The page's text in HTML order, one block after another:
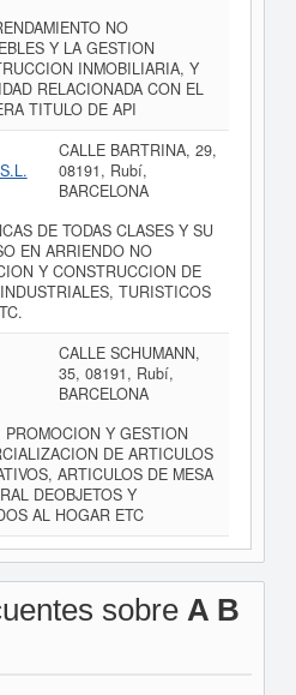
NO
Y LA GESTION
INMOBILIARIA, Y
RELACIONADA CON EL
TITULO DE API
CALLE BARTRINA, 29,
08191, Rubí,
BARCELONA
DE TODAS CLASES Y SU
EN ARRIENDO NO
Y CONSTRUCCION DE
TURISTICOS
CALLE SCHUMANN,
35, 08191, Rubí,
BARCELONA
Y GESTION
DE ARTICULOS
ARTICULOS DE MESA
DEOBJETOS Y
AL HOGAR ETC
sobre A B